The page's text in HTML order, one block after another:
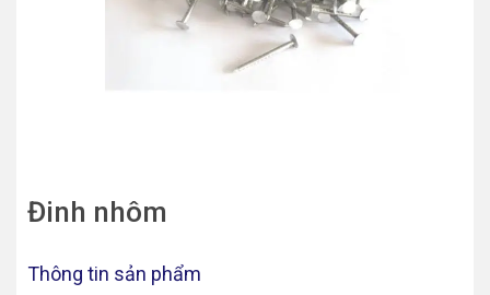
Đinh nhôm
Thông tin sản phẩm